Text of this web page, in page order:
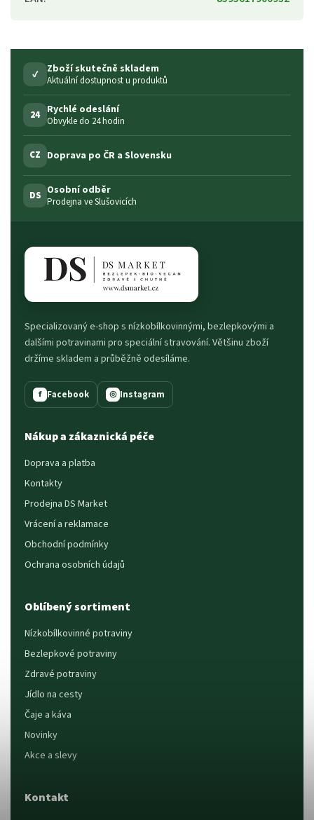
✓ Zboží skutečně skladem
Aktuální dostupnost u produktů
24 Rychlé odeslání
Obvykle do 24 hodin
CZ Doprava po ČR a Slovensku
DS Osobní odběr
Prodejna ve Slušovicích
Specializovaný e-shop s nízkobílkovinnými, bezlepkovými a
dalšími potravinami pro speciální stravování. Většinu zboží
držíme skladem a průběžně odesíláme.
f Facebook ◎ Instagram
Nákup a zákaznická péče
Doprava a platba
Kontakty
Prodejna DS Market
Vrácení a reklamace
Obchodní podmínky
Ochrana osobních údajů
Oblíbený sortiment
Nízkobílkovinné potraviny
Bezlepkové potraviny
Zdravé potraviny
Jídlo na cesty
Čaje a káva
Novinky
Akce a slevy
Kontakt